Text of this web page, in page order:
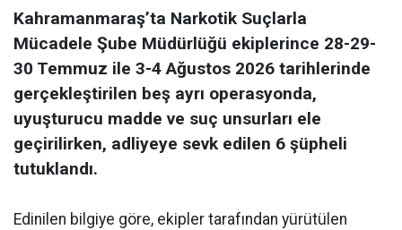
Kahramanmaraş’ta Narkotik Suçlarla
Mücadele Şube Müdürlüğü ekiplerince 28-29-
30 Temmuz ile 3-4 Ağustos 2026 tarihlerinde
gerçekleştirilen beş ayrı operasyonda,
uyuşturucu madde ve suç unsurları ele
geçirilirken, adliyeye sevk edilen 6 şüpheli
tutuklandı.
Edinilen bilgiye göre, ekipler tarafından yürütülen